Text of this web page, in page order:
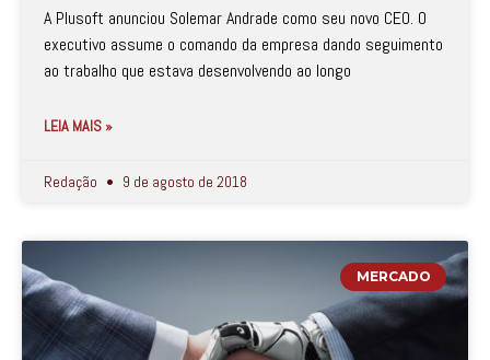
A Plusoft anunciou Solemar Andrade como seu novo CEO. O
executivo assume o comando da empresa dando seguimento
ao trabalho que estava desenvolvendo ao longo
LEIA MAIS »
Redação 9 de agosto de 2018
MERCADO